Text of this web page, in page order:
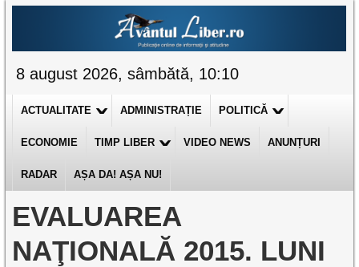
8 august 2026, sâmbătă, 10:10
ACTUALITATE ADMINISTRAȚIE POLITICĂ
ECONOMIE TIMP LIBER VIDEO NEWS ANUNȚURI
RADAR AȘA DA! AȘA NU!
EVALUAREA
NAŢIONALĂ 2015. LUNI